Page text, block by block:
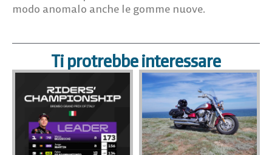
modo anomalo anche le gomme nuove.
Ti protrebbe interessare